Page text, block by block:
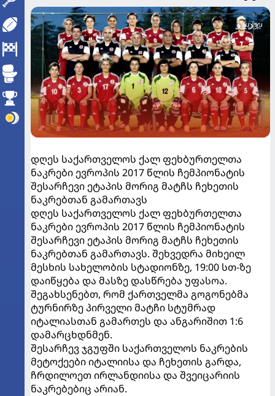
დღეს საქართველოს ქალ ფეხბურთელთა
ნაკრები ევროპის 2017 წლის ჩემპიონატის
შესარჩევი ეტაპის მორიგ მატჩს ჩეხეთის
ნაკრებთან გამართავს
დღეს საქართველოს ქალ ფეხბურთელთა
ნაკრები ევროპის 2017 წლის ჩემპიონატის
შესარჩევი ეტაპის მორიგ მატჩს ჩეხეთის
ნაკრებთან გამართავს. შეხვედრა მიხეილ
მესხის სახელობის სტადიონზე, 19:00 სთ-ზე
დაიწყება და მასზე დასწრება უფასოა.
შეგახსენებთ, რომ ქართველმა გოგონებმა
ტურნირზე პირველი მატჩი სტუმრად
იტალიასთან გამართეს და ანგარიშით 1:6
დამარცხდნმენ.
შესარჩევ ჯგუფში საქართველოს ნაკრების
მეტოქეები იტალიისა და ჩეხეთის გარდა,
ჩრდილოეთ ირლანდიისა და შვეიცარიის
ნაკრებებიც არიან.